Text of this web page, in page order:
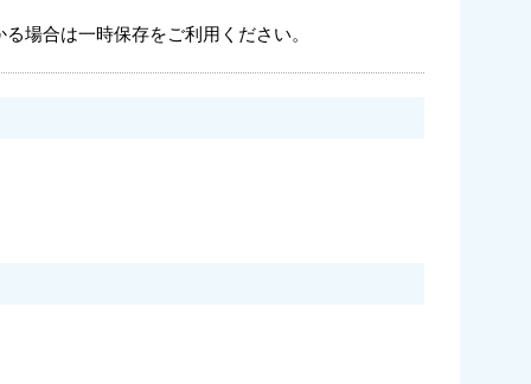
場合は一時保存をご利用ください。